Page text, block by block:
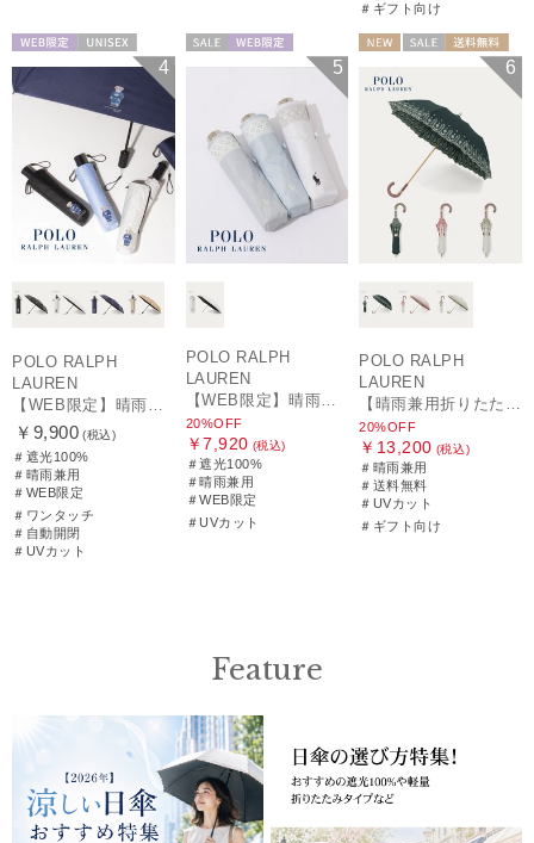
＃ギフト向け
4
POLO RALPH
LAUREN
￥9,900 (税込)
＃遮光100%
＃晴雨兼用
＃WEB限定
＃ワンタッチ
＃自動開閉
＃UVカット
5
POLO RALPH
LAUREN
20%OFF
￥7,920 (税込)
＃遮光100%
＃晴雨兼用
＃WEB限定
＃UVカット
送料無料
ギフト向け
6
POLO RALPH
LAUREN
20%OFF
￥13,200 (税込)
＃晴雨兼用
＃送料無料
＃UVカット
＃ギフト向け
Feature